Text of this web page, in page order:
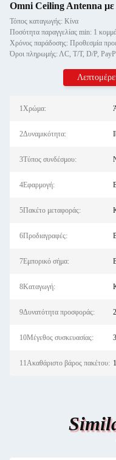
Omni Ceiling Antenna
Τόπος καταγωγής: Κίνα
Ποσότητα παραγγελίας min: 1
1Χρώμα:
2Δυναμικότητα:
3Τύπος συνδέσμου:
4Εφαρμογή:
5Πακέτο μεταφοράς:
6Προδιαγραφές:
7Εμπορικό σήμα:
8Καταγωγή:
9Δυνατότητα προσφοράς:
10Μέγεθος συσκευασίας:
11Ακαθάριστο βάρος πακέτου: